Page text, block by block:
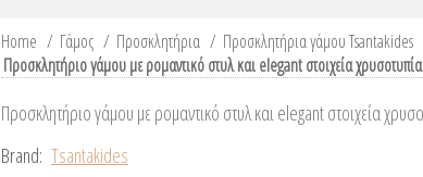
Home / Γάμος / Προσκλητήρια / Προσκλητήρια γάμου Tsantakides
Προσκλητήριο γάμου με ρομαντικό στυλ και elegant στοιχεία
Προσκλητήριο γάμου με ρομαντικό στυλ και elegant στοιχεία
Brand: Tsantakides